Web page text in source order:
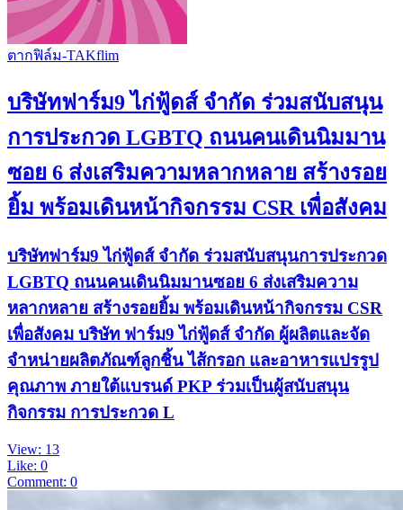
ตากฟิล์ม-TAKflim
บริษัทฟาร์ม9 ไก่ฟู้ดส์ จำกัด ร่วมสนับสนุน
การประกวด LGBTQ ถนนคนเดินนิมมาน
ซอย 6 ส่งเสริมความหลากหลาย สร้างรอย
ยิ้ม พร้อมเดินหน้ากิจกรรม CSR เพื่อสังคม
บริษัทฟาร์ม9 ไก่ฟู้ดส์ จำกัด ร่วมสนับสนุนการประกวด
LGBTQ ถนนคนเดินนิมมานซอย 6 ส่งเสริมความ
หลากหลาย สร้างรอยยิ้ม พร้อมเดินหน้ากิจกรรม CSR
เพื่อสังคม บริษัท ฟาร์ม9 ไก่ฟู้ดส์ จำกัด ผู้ผลิตและจัด
จำหน่ายผลิตภัณฑ์ลูกชิ้น ไส้กรอก และอาหารแปรรูป
คุณภาพ ภายใต้แบรนด์ PKP ร่วมเป็นผู้สนับสนุน
กิจกรรม การประกวด L
View: 13
Like: 0
Comment: 0